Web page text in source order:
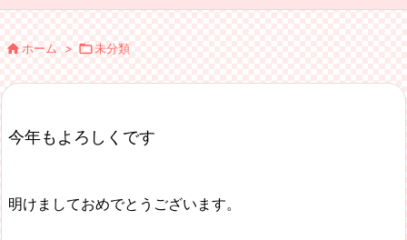
ホーム > 未分類
今年もよろしくです
明けましておめでとうございます。